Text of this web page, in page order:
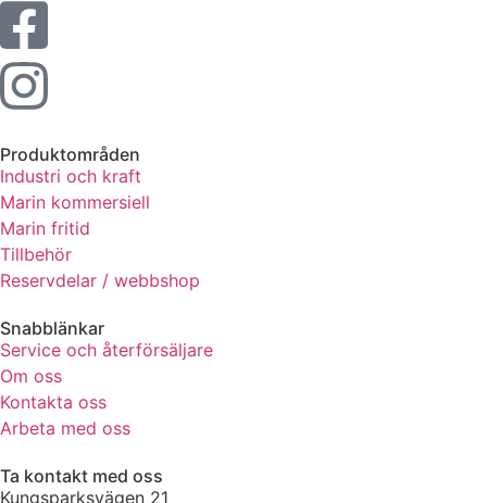
Produktområden
Industri och kraft
Marin kommersiell
Marin fritid
Tillbehör
Reservdelar / webbshop
Snabblänkar
Service och återförsäljare
Om oss
Kontakta oss
Arbeta med oss
Ta kontakt med oss
Kungsparksvägen 21